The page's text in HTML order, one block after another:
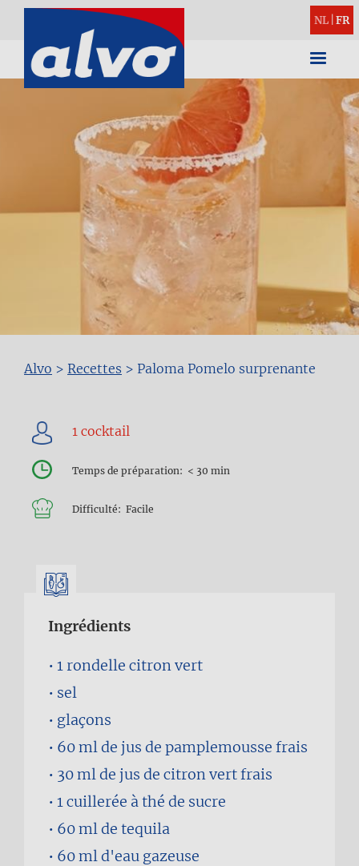
NL FR
Fil
d'Ariane
Alvo > Recettes > Paloma Pomelo surprenante
Temps de préparation < 30 min
Difficulté Facile
Ingrédients
1 rondelle citron vert
sel
glaçons
60 mlde jus de pamplemousse frais
30 mlde jus de citron vert frais
1 cuillerée à thé de sucre
60 mlde tequila
60 mld'eau gazeuse